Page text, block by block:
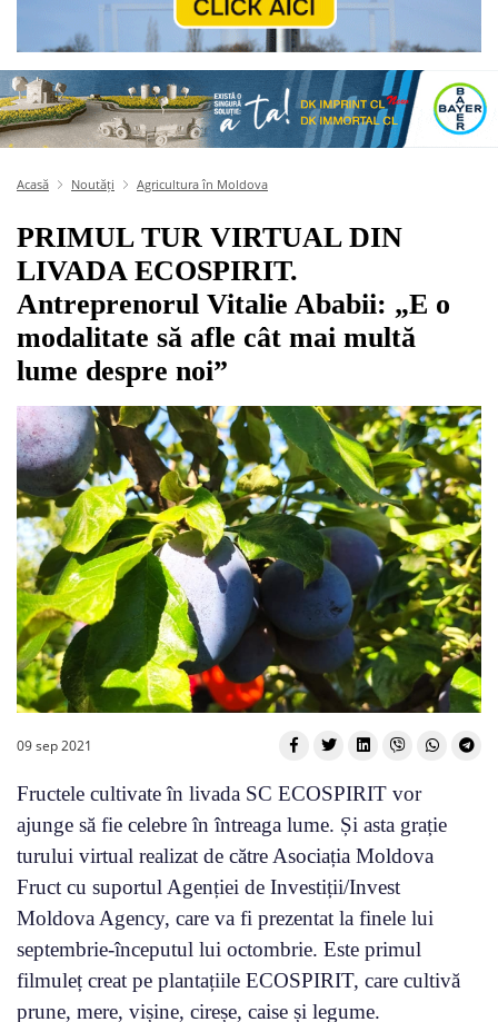
Acasă Noutăți Agricultura în Moldova
PRIMUL TUR VIRTUAL DIN
LIVADA ECOSPIRIT.
Antreprenorul Vitalie Ababii: „E o
modalitate să afle cât mai multă
lume despre noi”
09 sep 2021
Fructele cultivate în livada SC ECOSPIRIT vor
ajunge să fie celebre în întreaga lume. Și asta grație
turului virtual realizat de către Asociația Moldova
Fruct cu suportul Agenției de Investiții/Invest
Moldova Agency, care va fi prezentat la finele lui
septembrie-începutul lui octombrie. Este primul
filmuleț creat pe plantațiile ECOSPIRIT, care cultivă
prune, mere, vișine, cireșe, caise și legume.